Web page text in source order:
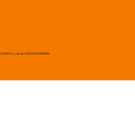
Co., Ltd. ALL RIGHTS RESERVED.